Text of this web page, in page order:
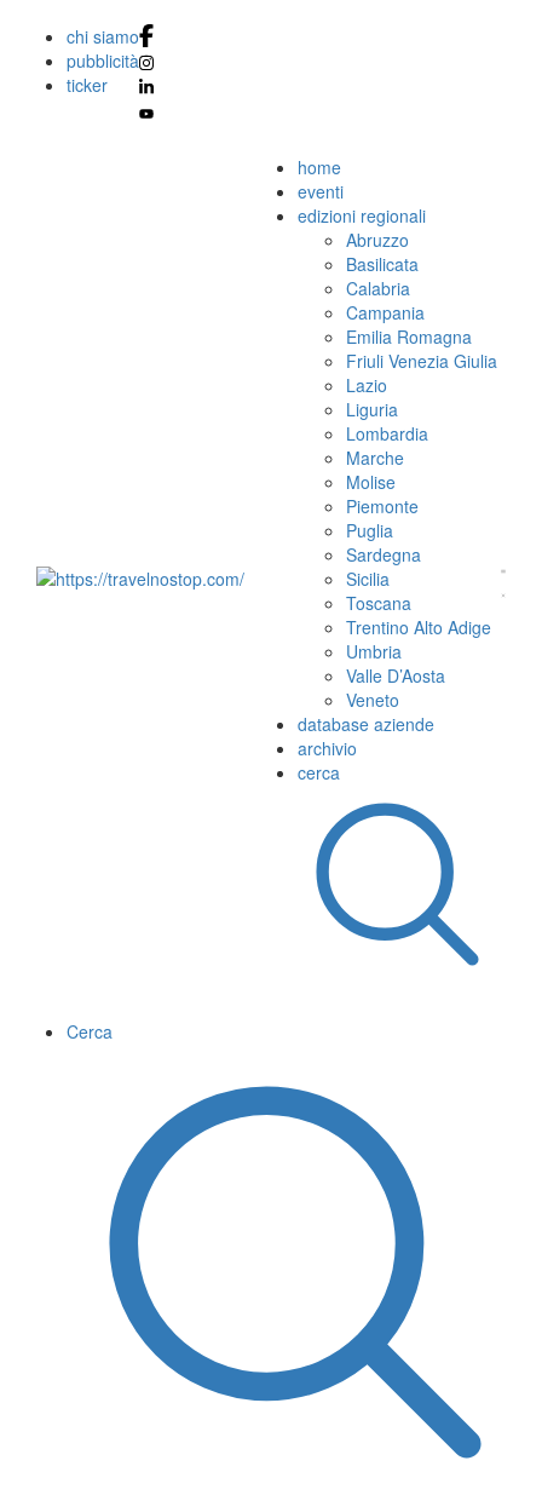
chi siamo
pubblicità
ticker
home
eventi
edizioni regionali
Abruzzo
Basilicata
Calabria
Campania
Emilia Romagna
Friuli Venezia Giulia
Lazio
Liguria
Lombardia
Marche
Molise
Piemonte
Puglia
Sardegna
Sicilia
Toscana
Trentino Alto Adige
Umbria
Valle D’Aosta
Veneto
database aziende
archivio
cerca
Cerca